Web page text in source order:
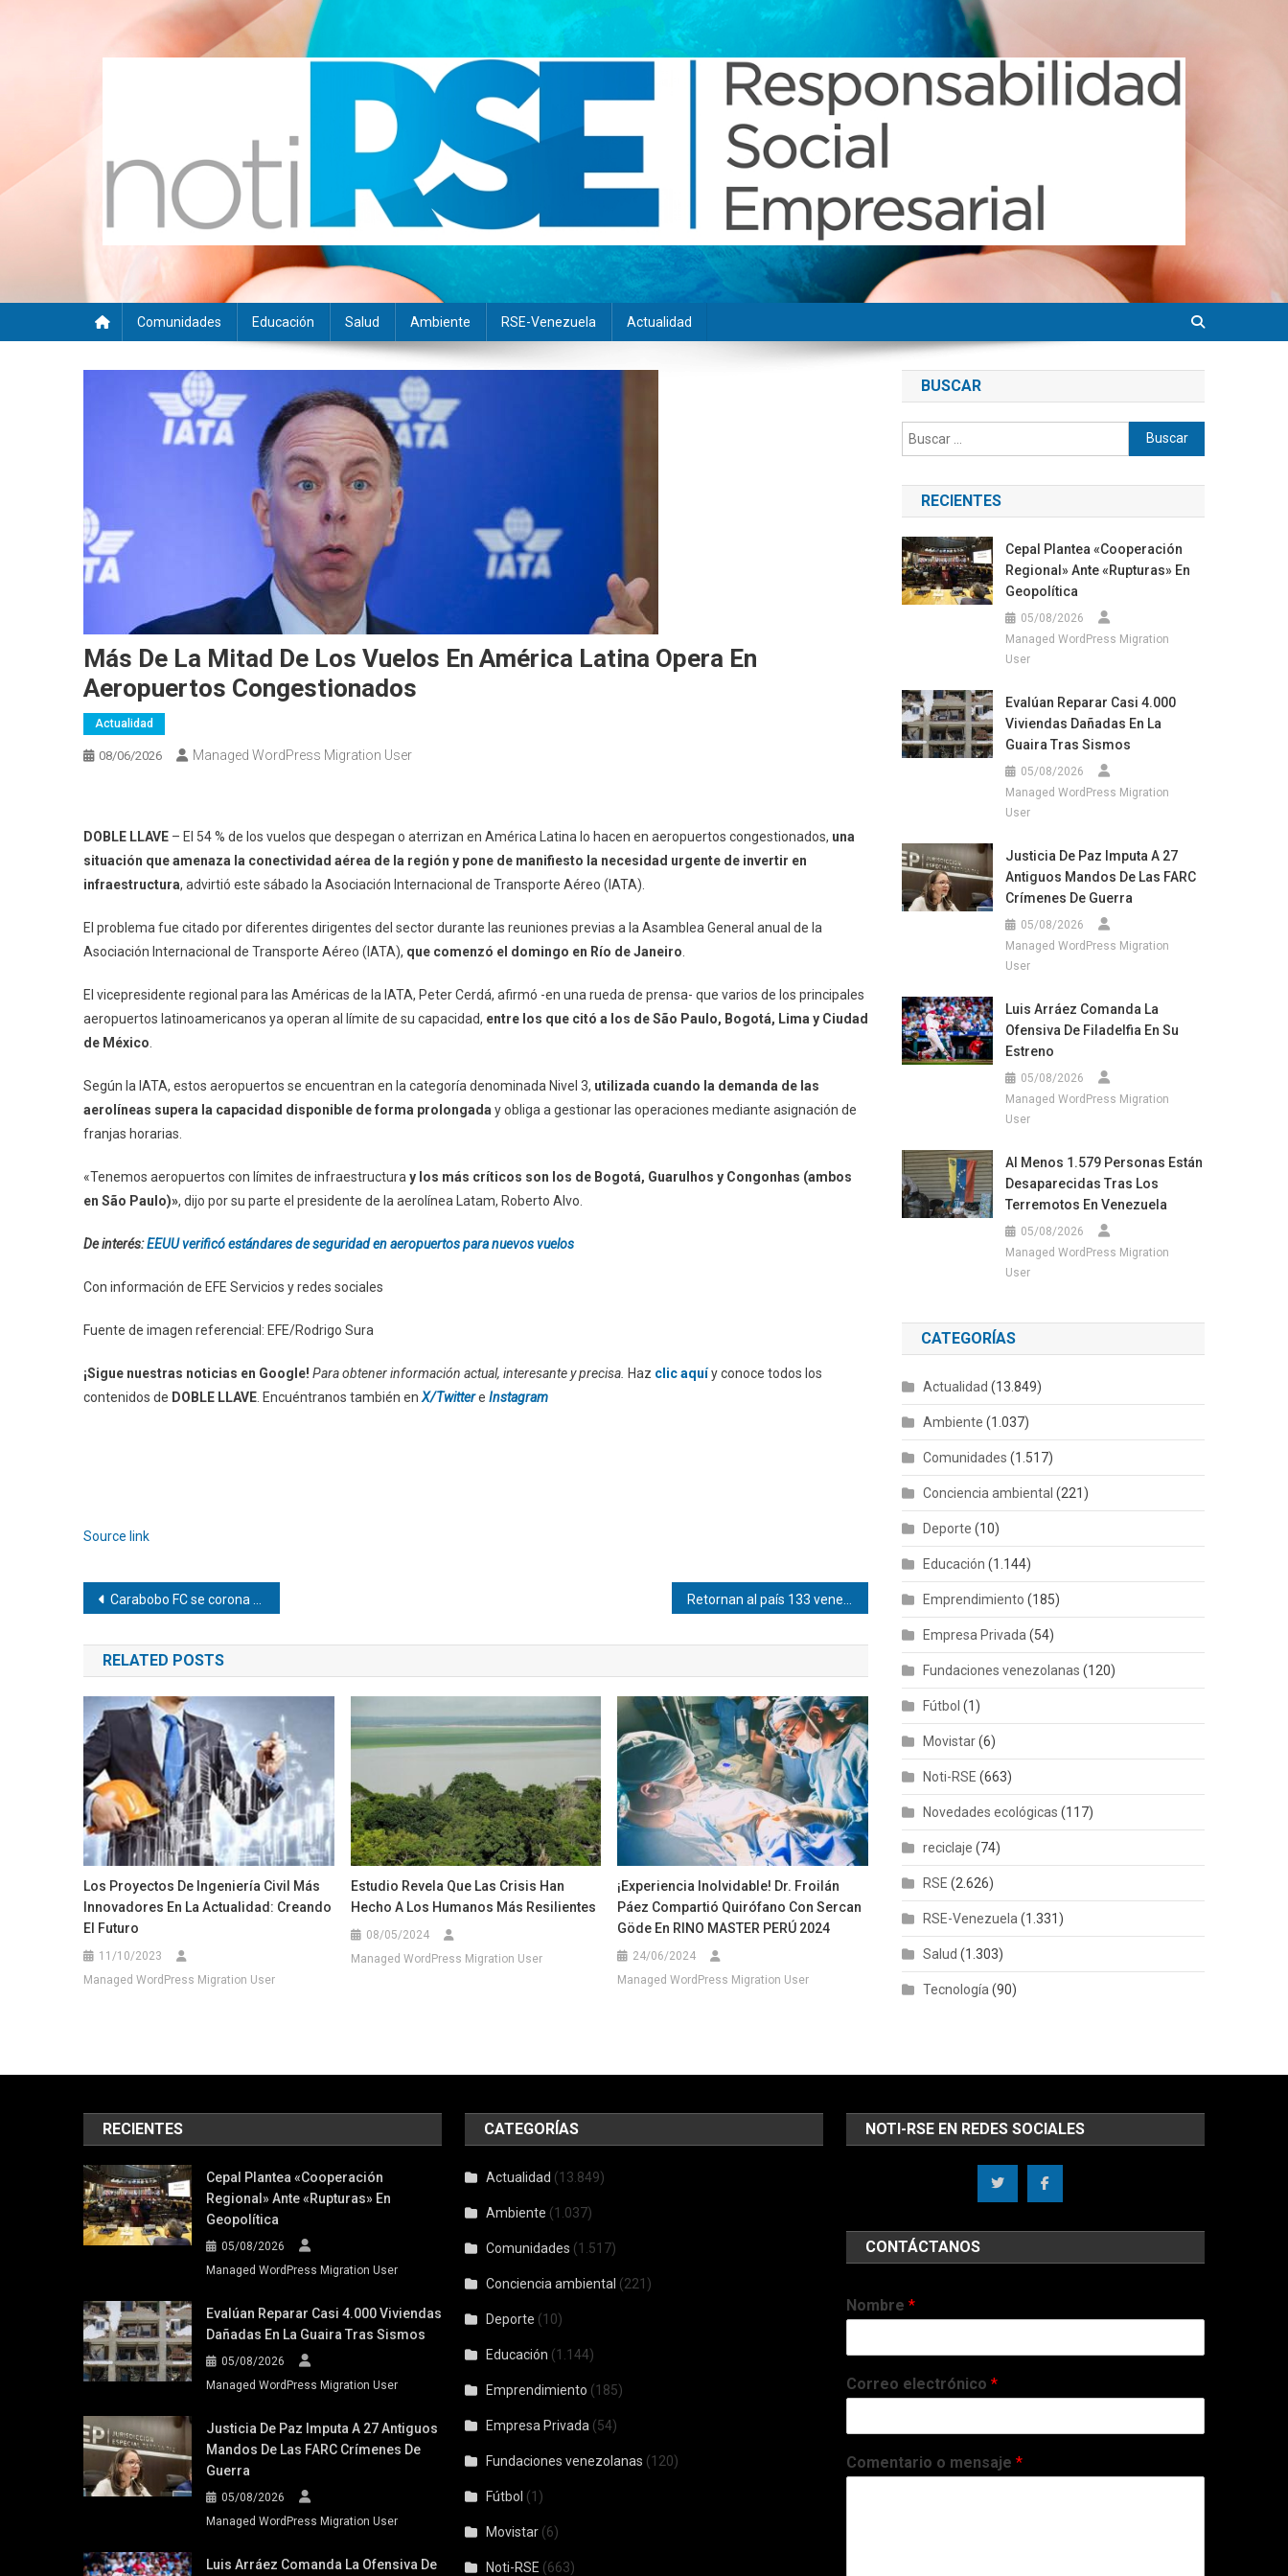
Noti RSE
Noticias con sentido responsable
Comunidades Educación Salud Ambiente RSE-Venezuela Actualidad
Más De La Mitad De Los Vuelos En América Latina Opera En
Aeropuertos Congestionados
Actualidad
08/06/2026 Managed WordPress Migration User
DOBLE LLAVE – El 54 % de los vuelos que despegan o aterrizan en América Latina lo hacen en aeropuertos congestionados, una
situación que amenaza la conectividad aérea de la región y pone de manifiesto la necesidad urgente de invertir en
infraestructura, advirtió este sábado la Asociación Internacional de Transporte Aéreo (IATA).
El problema fue citado por diferentes dirigentes del sector durante las reuniones previas a la Asamblea General anual de la
Asociación Internacional de Transporte Aéreo (IATA), que comenzó el domingo en Río de Janeiro
El vicepresidente regional para las Américas de la IATA, Peter Cerdá, afirmó -en una rueda de prensa- que varios de los principales
aeropuertos latinoamericanos ya operan al límite de su capacidad, entre los que citó a los de São Paulo, Bogotá, Lima y Ciudad
de México
Según la IATA, estos aeropuertos se encuentran en la categoría denominada Nivel 3, utilizada cuando la demanda de las
aerolíneas supera la capacidad disponible de forma prolongada y obliga a gestionar las operaciones mediante asignación de
franjas horarias.
«Tenemos aeropuertos con límites de infraestructura y los más críticos son los de Bogotá, Guarulhos y Congonhas (ambos
en São Paulo)», dijo por su parte el presidente de la aerolínea Latam, Roberto Alvo.
De interés:EEUU verificó estándares de seguridad en aeropuertos para nuevos vuelos
Con información de EFE Servicios y redes sociales
Fuente de imagen referencial: EFE/Rodrigo Sura
¡Sigue nuestras noticias en Google! Para obtener información actual, interesante y precisa. Haz clic aquíy conoce todos los
contenidos de DOBLE LLAVE . Encuéntranos también en X/Twittere Instagram
Source link
Navegación
de
entradas
Carabobo FC se corona campeón del Torneo Apertura
RELATED POSTS
Los Proyectos De Ingeniería Civil Más
Innovadores En La Actualidad: Creando
El Futuro
11/10/2023
Managed WordPress Migration User
Estudio Revela Que Las Crisis Han
Hecho A Los Humanos Más Resilientes
08/05/2024
Managed WordPress Migration User
¡Experiencia Inolvidable! Dr. Froilán
Páez Compartió Quirófano Con Sercan
Göde En RINO MASTER PERÚ 2024
24/06/2024
Managed WordPress Migration User
BUSCAR
Buscar:
RECIENTES
Cepal Plantea «cooperación
Regional» Ante «rupturas» En
Geopolítica
05/08/2026
Managed WordPress Migration
User
Evalúan Reparar Casi 4.000
Viviendas Dañadas En La
Guaira Tras Sismos
05/08/2026
Managed WordPress Migration
User
Justicia De Paz Imputa A 27
Antiguos Mandos De Las FARC
Crímenes De Guerra
05/08/2026
Managed WordPress Migration
User
Luis Arráez Comanda La
Ofensiva De Filadelfia En Su
Estreno
05/08/2026
Managed WordPress Migration
User
Al Menos 1.579 Personas Están
Desaparecidas Tras Los
Terremotos En Venezuela
05/08/2026
Managed WordPress Migration
User
CATEGORÍAS
Actualidad (13.849)
Ambiente (1.037)
Comunidades (1.517)
Conciencia ambiental (221)
Deporte (10)
Educación (1.144)
Emprendimiento (185)
Empresa Privada (54)
Fundaciones venezolanas (120)
Fútbol (1)
Movistar(6)
Noti-RSE (663)
Novedades ecológicas (117)
reciclaje (74)
RSE (2.626)
RSE-Venezuela (1.331)
Salud (1.303)
Tecnología (90)
RECIENTES
Cepal Plantea «cooperación
Regional» Ante «rupturas» En
Geopolítica
05/08/2026
Managed WordPress Migration User
Evalúan Reparar Casi 4.000 Viviendas
Dañadas En La Guaira Tras Sismos
05/08/2026
Managed WordPress Migration User
Justicia De Paz Imputa A 27 Antiguos
Mandos De Las FARC Crímenes De
Guerra
05/08/2026
Managed WordPress Migration User
Luis Arráez Comanda La Ofensiva De
CATEGORÍAS
Actualidad (13.849)
Ambiente (1.037)
Comunidades (1.517)
Conciencia ambiental (221)
Deporte (10)
Educación (1.144)
Emprendimiento (185)
Empresa Privada (54)
Fundaciones venezolanas (120)
Fútbol (1)
Movistar (6)
Noti-RSE (663)
NOTI-RSE EN REDES SOCIALES
CONTÁCTANOS
Nombre *
Correo electrónico *
Comentario o mensaje *